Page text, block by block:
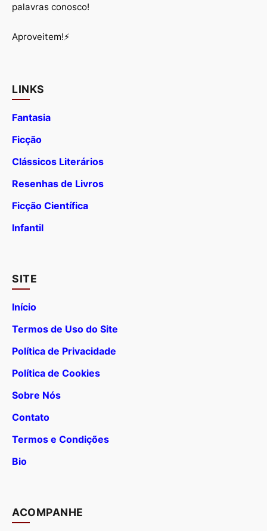
palavras conosco!
Aproveitem!⚡
LINKS
Fantasia
Ficção
Clássicos Literários
Resenhas de Livros
Ficção Científica
Infantil
SITE
Início
Termos de Uso do Site
Política de Privacidade
Política de Cookies
Sobre Nós
Contato
Termos e Condições
Bio
ACOMPANHE